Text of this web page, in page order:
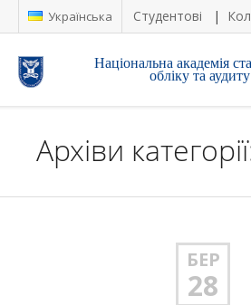
Українська Студентові
Національна академія
обліку та аудиту
Архіви
БЕР
28